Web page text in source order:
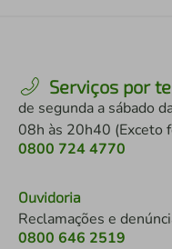
Serviços por
de segunda a sábado
08h às 20h40 (Exceto
0800 724 4770
Ouvidoria
Reclamações e
0800 646 2519